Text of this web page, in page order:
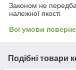
Законом не
належної якості
Всі умови
Подібні товари